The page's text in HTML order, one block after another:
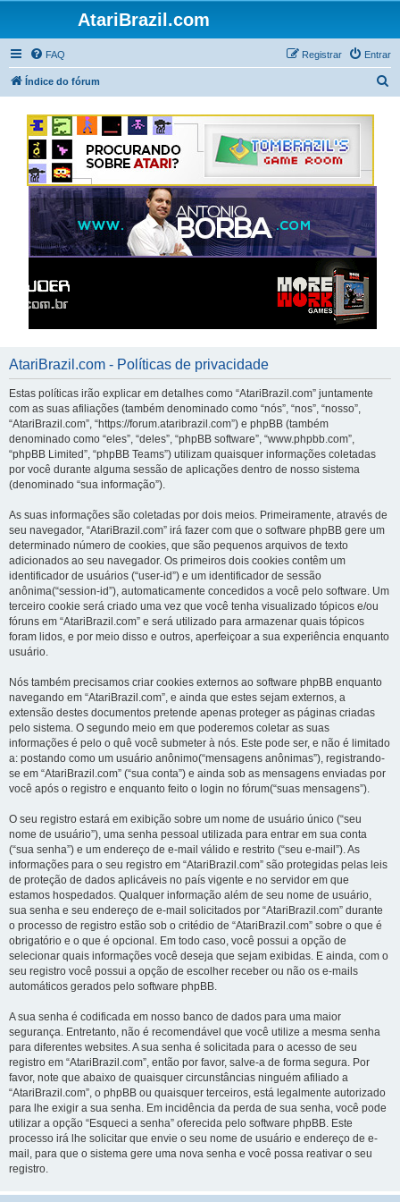
AtariBrazil.com
FAQ Entrar
Registrar
Índice do fórum
AtariBrazil.com - Políticas de privacidade
Estas políticas irão explicar em detalhes como “AtariBrazil.com” juntamente
com as suas afiliações (também denominado como “nós”, “nos”, “nosso”,
“AtariBrazil.com”, “https://forum.ataribrazil.com”) e phpBB (também
denominado como “eles”, “deles”, “phpBB software”, “www.phpbb.com”,
“phpBB Limited”, “phpBB Teams”) utilizam quaisquer informações coletadas
por você durante alguma sessão de aplicações dentro de nosso sistema
(denominado “sua informação”).
As suas informações são coletadas por dois meios. Primeiramente, através de
seu navegador, “AtariBrazil.com” irá fazer com que o software phpBB gere um
determinado número de cookies, que são pequenos arquivos de texto
adicionados ao seu navegador. Os primeiros dois cookies contêm um
identificador de usuários (“user-id”) e um identificador de sessão
anônima(“session-id”), automaticamente concedidos a você pelo software. Um
terceiro cookie será criado uma vez que você tenha visualizado tópicos e/ou
fóruns em “AtariBrazil.com” e será utilizado para armazenar quais tópicos
foram lidos, e por meio disso e outros, aperfeiçoar a sua experiência enquanto
usuário.
Nós também precisamos criar cookies externos ao software phpBB enquanto
navegando em “AtariBrazil.com”, e ainda que estes sejam externos, a
extensão destes documentos pretende apenas proteger as páginas criadas
pelo sistema. O segundo meio em que poderemos coletar as suas
informações é pelo o quê você submeter à nós. Este pode ser, e não é limitado
a: postando como um usuário anônimo(“mensagens anônimas”), registrando-
se em “AtariBrazil.com” (“sua conta”) e ainda sob as mensagens enviadas por
você após o registro e enquanto feito o login no fórum(“suas mensagens”).
O seu registro estará em exibição sobre um nome de usuário único (“seu
nome de usuário”), uma senha pessoal utilizada para entrar em sua conta
(“sua senha”) e um endereço de e-mail válido e restrito (“seu e-mail”). As
informações para o seu registro em “AtariBrazil.com” são protegidas pelas leis
de proteção de dados aplicáveis no país vigente e no servidor em que
estamos hospedados. Qualquer informação além de seu nome de usuário,
sua senha e seu endereço de e-mail solicitados por “AtariBrazil.com” durante
o processo de registro estão sob o critédio de “AtariBrazil.com” sobre o que é
obrigatório e o que é opcional. Em todo caso, você possui a opção de
selecionar quais informações você deseja que sejam exibidas. E ainda, com o
seu registro você possui a opção de escolher receber ou não os e-mails
automáticos gerados pelo software phpBB.
A sua senha é codificada em nosso banco de dados para uma maior
segurança. Entretanto, não é recomendável que você utilize a mesma senha
para diferentes websites. A sua senha é solicitada para o acesso de seu
registro em “AtariBrazil.com”, então por favor, salve-a de forma segura. Por
favor, note que abaixo de quaisquer circunstâncias ninguém afiliado a
“AtariBrazil.com”, o phpBB ou quaisquer terceiros, está legalmente autorizado
para lhe exigir a sua senha. Em incidência da perda de sua senha, você pode
utilizar a opção “Esqueci a senha” oferecida pelo software phpBB. Este
processo irá lhe solicitar que envie o seu nome de usuário e endereço de e-
mail, para que o sistema gere uma nova senha e você possa reativar o seu
registro.